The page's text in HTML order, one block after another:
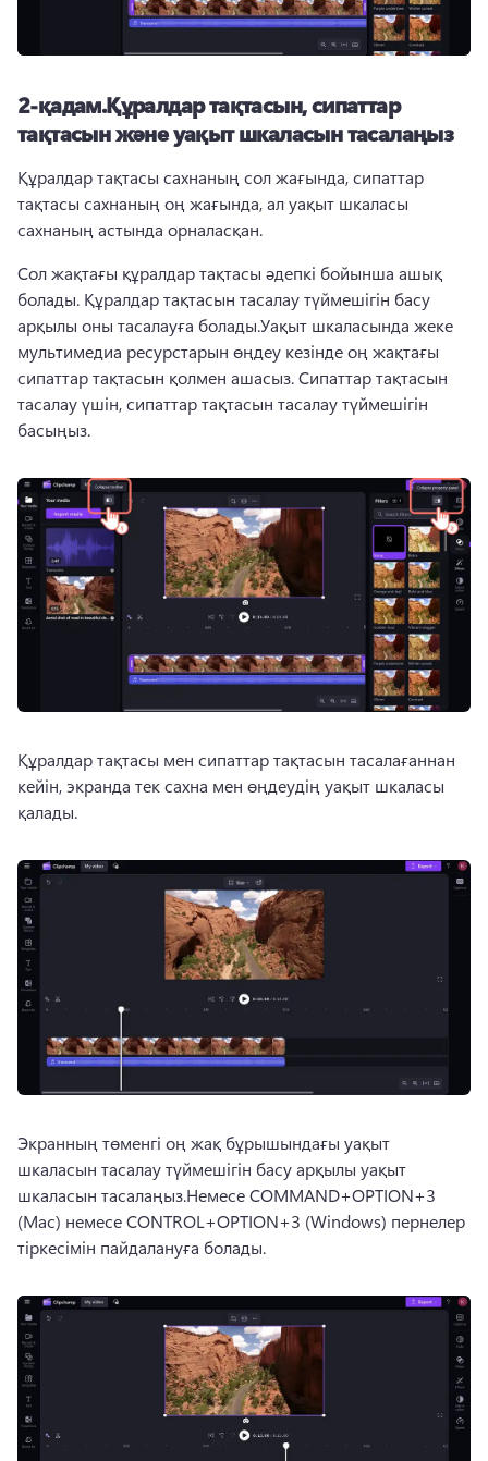
2-қадам.Құралдар тақтасын, сипаттар
тақтасын және уақыт шкаласын тасалаңыз
Құралдар тақтасы сахнаның сол жағында, сипаттар
тақтасы сахнаның оң жағында, ал уақыт шкаласы
сахнаның астында орналасқан.
Сол жақтағы құралдар тақтасы әдепкі бойынша ашық
болады. Құралдар тақтасын тасалау түймешігін басу
арқылы оны тасалауға болады.Уақыт шкаласында жеке
сипаттар тақтасын қолмен ашасыз. Сипаттар тақтасын
тасалау үшін, сипаттар тақтасын тасалау түймешігін
басыңыз.
Құралдар тақтасы мен сипаттар тақтасын тасалағаннан
кейін, экранда тек сахна мен өңдеудің уақыт шкаласы
қалады.
Экранның төменгі оң жақ бұрышындағы уақыт
шкаласын тасалау түймешігін басу арқылы уақыт
шкаласын тасалаңыз.Немесе COMMAND+OPTION+3
(Mac) немесе CONTROL+OPTION+3 (Windows) пернелер
тіркесімін пайдалануға болады.